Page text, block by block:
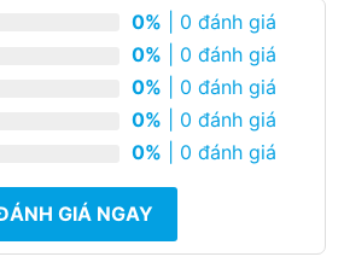
0% | 0 đánh giá
0% | 0 đánh giá
0% | 0 đánh giá
0% | 0 đánh giá
0% | 0 đánh giá
GIÁ NGAY